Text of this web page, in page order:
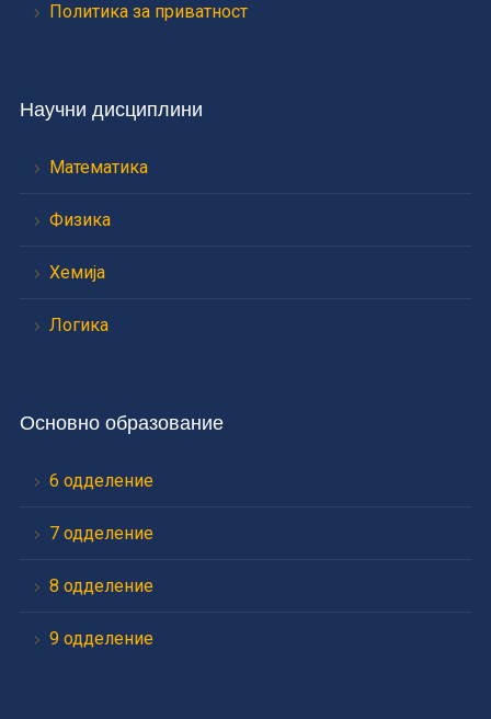
Политика за приватност
Научни дисциплини
Математика
Физика
Хемија
Логика
Основно образование
6 одделение
7 одделение
8 одделение
9 одделение